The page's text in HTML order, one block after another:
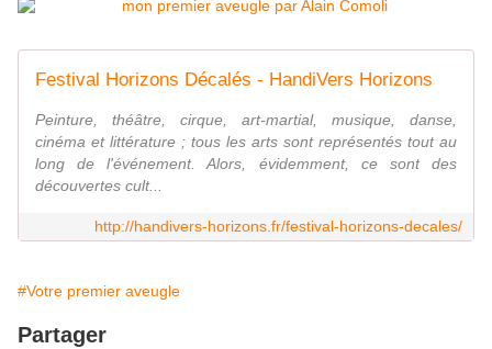
Festival Horizons Décalés - HandiVers Horizons
Peinture, théâtre, cirque, art-martial, musique, danse,
cinéma et littérature ; tous les arts sont représentés tout au
long de l'événement. Alors, évidemment, ce sont des
découvertes cult...
http://handivers-horizons.fr/festival-horizons-decales/
#Votre premier aveugle
Partager